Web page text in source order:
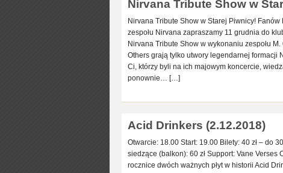
Nirvana Tribute Show w
Nirvana Tribute Show w Starej Piwnicy! Fanów
zespołu Nirvana zapraszamy 11 grudnia do
Nirvana Tribute Show w wykonaniu zespołu
Others grają tylko utwory legendarnej formacji
Ci, którzy byli na ich majowym koncercie,
ponownie… […]
Acid Drinkers (2.12.2018)
Otwarcie: 18.00 Start: 19.00 Bilety: 40 zł – do
siedzące (balkon): 60 zł Support: Vane
rocznice dwóch ważnych płyt w historii Acid